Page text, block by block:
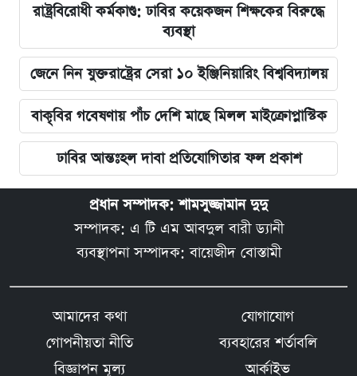
রাষ্ট্রবিরোধী কর্মকাণ্ড: ঢাবির কয়েকজন শিক্ষকের বিরুদ্ধে
ব্যবস্থা
জেনে নিন যুক্তরাষ্ট্রের সেরা ১০ ইঞ্জিনিয়ারিং বিশ্ববিদ্যালয়
বাকৃবির গবেষণায় পাঁচ দেশি মাছে মিলল মাইক্রোপ্লাস্টিক
ঢাবির আন্তঃহল দাবা প্রতিযোগিতার ফল প্রকাশ
প্রধান সম্পাদক: শামসুজ্জামান দুদু
সম্পাদক: এ টি এম আবদুল বারী ড্যানী
ব্যবস্থাপনা সম্পাদক: বায়েজীদ বোস্তামী
আমাদের কথা
যোগাযোগ
গোপনীয়তা নীতি
ব্যবহারের শর্তাবলি
বিজ্ঞাপন মূল্য
আর্কাইভ